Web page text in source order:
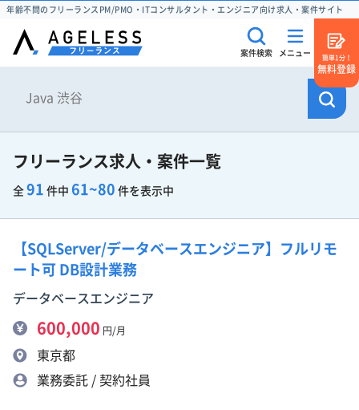
年齢不問のフリーランスPM/PMO・ITコンサルタント・エンジニア向け求人・案件サイト
案件検索 メニュー
簡単1分！
無料登録
フリーランス求人・案件一覧
全 91 件中 61~80 件を表示中
【SQLServer/データベースエンジニア】フルリモ
ート可 DB設計業務
データベースエンジニア
600,000 円/月
東京都
業務委託 / 契約社員